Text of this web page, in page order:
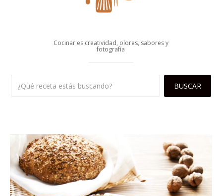
Cocinar es creatividad, olores, sabores y
fotografía